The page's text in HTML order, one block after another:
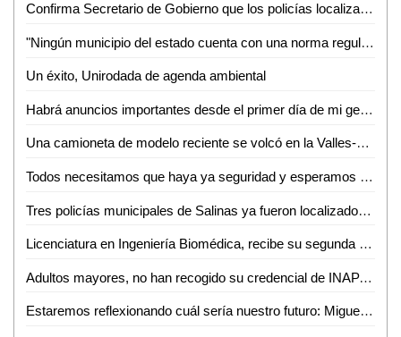
Confirma Secretario de Gobierno que los policías localizados, se encuentran en buen estado de salud
"Ningún municipio del estado cuenta con una norma regulatoria sobre el tratamiento de residuos", Eloy Franklyn Sarabia
Un éxito, Unirodada de agenda ambiental
Habrá anuncios importantes desde el primer día de mi gestión: Enrique Galindo
Una camioneta de modelo reciente se volcó en la Valles-Tamazunchale
Todos necesitamos que haya ya seguridad y esperamos que RGC cumpla ese compromiso: Néstor Yañez
Tres policías municipales de Salinas ya fueron localizados: FGE
Licenciatura en Ingeniería Biomédica, recibe su segunda acreditación CIEES
Adultos mayores, no han recogido su credencial de INAPAM, señala director
Estaremos reflexionando cuál sería nuestro futuro: Miguel Lutzow